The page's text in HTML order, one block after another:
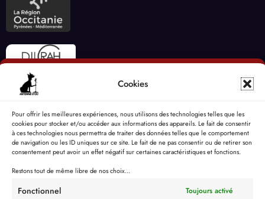
Cookies
Pour offrir les meilleures expériences, nous utilisons des technologies telles que les
cookies pour stocker et/ou accéder aux informations des appareils. Le fait de consentir
à ces technologies nous permettra de traiter des données telles que le comportement
de navigation ou les ID uniques sur ce site. Le fait de ne pas consentir ou de retirer son
consentement peut avoir un effet négatif sur certaines caractéristiques et fonctions.
Restons tout de même libre de nos choix...
Fonctionnel Toujours activé